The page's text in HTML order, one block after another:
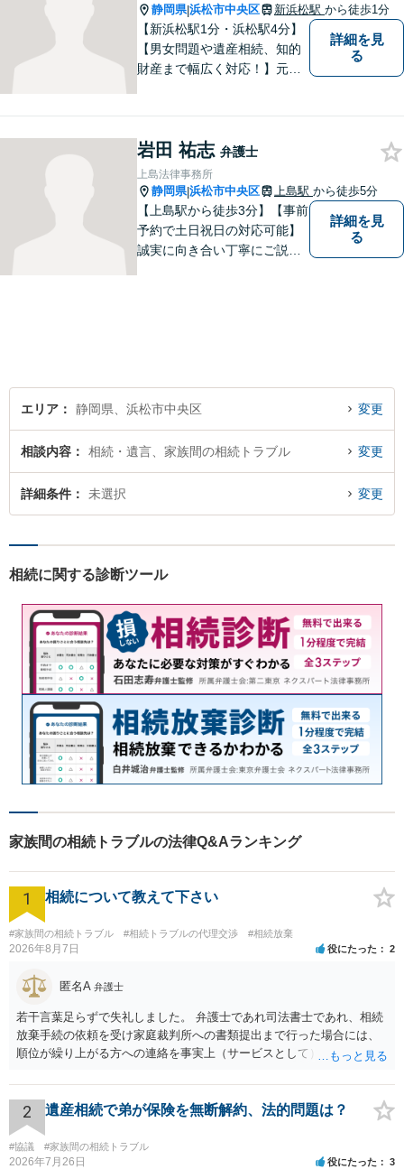
静岡県|浜松市中央区 新浜松駅 から徒歩1分
【新浜松駅1分・浜松駅4分】
【男女問題や遺産相続、知的
財産まで幅広く対応！】元裁
様との信頼関係を第一に、事
件解決を推敲してまいりま
す。
詳細を見
る
岩田 祐志 弁護士
上島法律事務所
静岡県|浜松市中央区 上島駅 から徒歩5分
【上島駅から徒歩3分】【事前
予約で土日祝日の対応可能】
誠実に向き合い丁寧にご説明
詳細を見
る
エリア 静岡県、浜松市中央区 変更
相談内容 相続・遺言、家族間の相続トラブル 変更
詳細条件 未選択 変更
相続に関する診断ツール
家族間の相続トラブルの法律Q&Aランキング
1 相続について教えて下さい
#家族間の相続トラブル #相続トラブルの代理交渉 #相続放棄
2026年8月7日 役にたった 2
匿名A 弁護士
若干言葉足らずで失礼しました。 弁護士であれ司法書士であれ、相続
放棄手続の依頼を受け家庭裁判所への書類提出まで行った場合には、
順位が繰り上がる方への連絡を事実上（サービスとして）行うことは
できない、という意味でした。
2 遺産相続で弟が保険を無断解約、法的問題は？
#協議 #家族間の相続トラブル
2026年7月26日 役にたった 3